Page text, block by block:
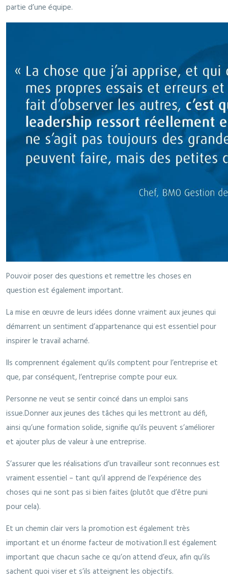
partie d’une équipe.
Pouvoir poser des questions et remettre les choses en
question est également important.
La mise en œuvre de leurs idées donne vraiment aux jeunes qui
démarrent un sentiment d’appartenance qui est essentiel pour
inspirer le travail acharné.
Ils comprennent également qu’ils comptent pour l’entreprise et
que, par conséquent, l’entreprise compte pour eux.
Personne ne veut se sentir coincé dans un emploi sans
issue.Donner aux jeunes des tâches qui les mettront au défi,
ainsi qu’une formation solide, signifie qu’ils peuvent s’améliorer
et ajouter plus de valeur à une entreprise.
S’assurer que les réalisations d’un travailleur sont reconnues est
vraiment essentiel – tant qu’il apprend de l’expérience des
choses qui ne sont pas si bien faites (plutôt que d’être puni
pour cela).
Et un chemin clair vers la promotion est également très
important et un énorme facteur de motivation.Il est également
important que chacun sache ce qu’on attend d’eux, afin qu’ils
sachent quoi viser et s’ils atteignent les objectifs.